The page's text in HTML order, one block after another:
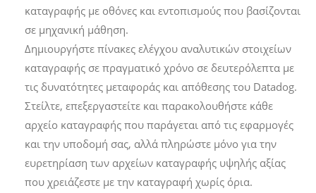
καταγραφής με οθόνες και εντοπισμούς που βασίζονται
σε μηχανική μάθηση.
Δημιουργήστε πίνακες ελέγχου αναλυτικών στοιχείων
καταγραφής σε πραγματικό χρόνο σε δευτερόλεπτα με
τις δυνατότητες μεταφοράς και απόθεσης του Datadog.
Στείλτε, επεξεργαστείτε και παρακολουθήστε κάθε
αρχείο καταγραφής που παράγεται από τις εφαρμογές
και την υποδομή σας, αλλά πληρώστε μόνο για την
ευρετηρίαση των αρχείων καταγραφής υψηλής αξίας
που χρειάζεστε με την καταγραφή χωρίς όρια.